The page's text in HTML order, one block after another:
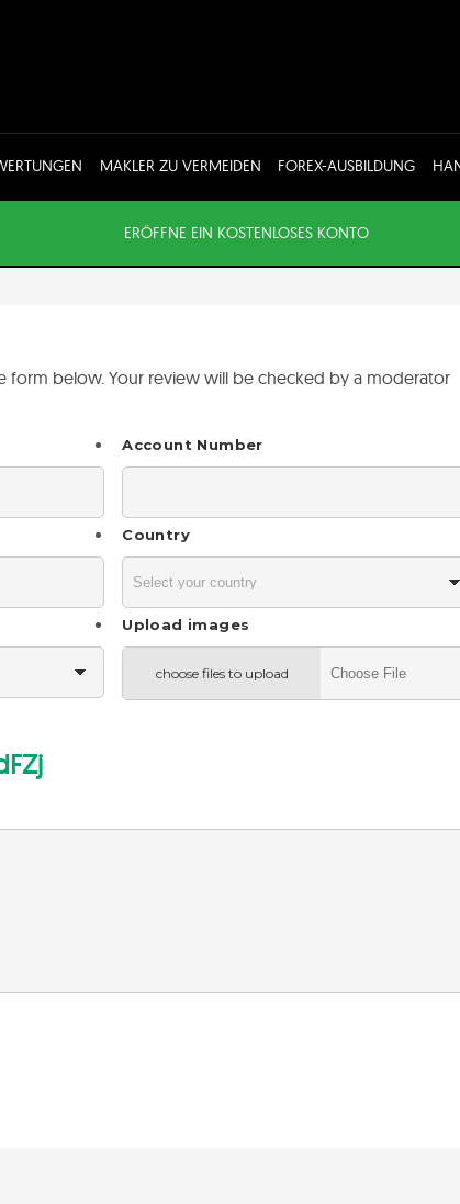
MAKLER ZU VERMEIDEN FOREX-AUSBILDUNG
ERÖFFNE EIN KOSTENLOSES KONTO
form below. Your review will be checked by a moderator
Account Number
Country
Upload images
choose files to upload